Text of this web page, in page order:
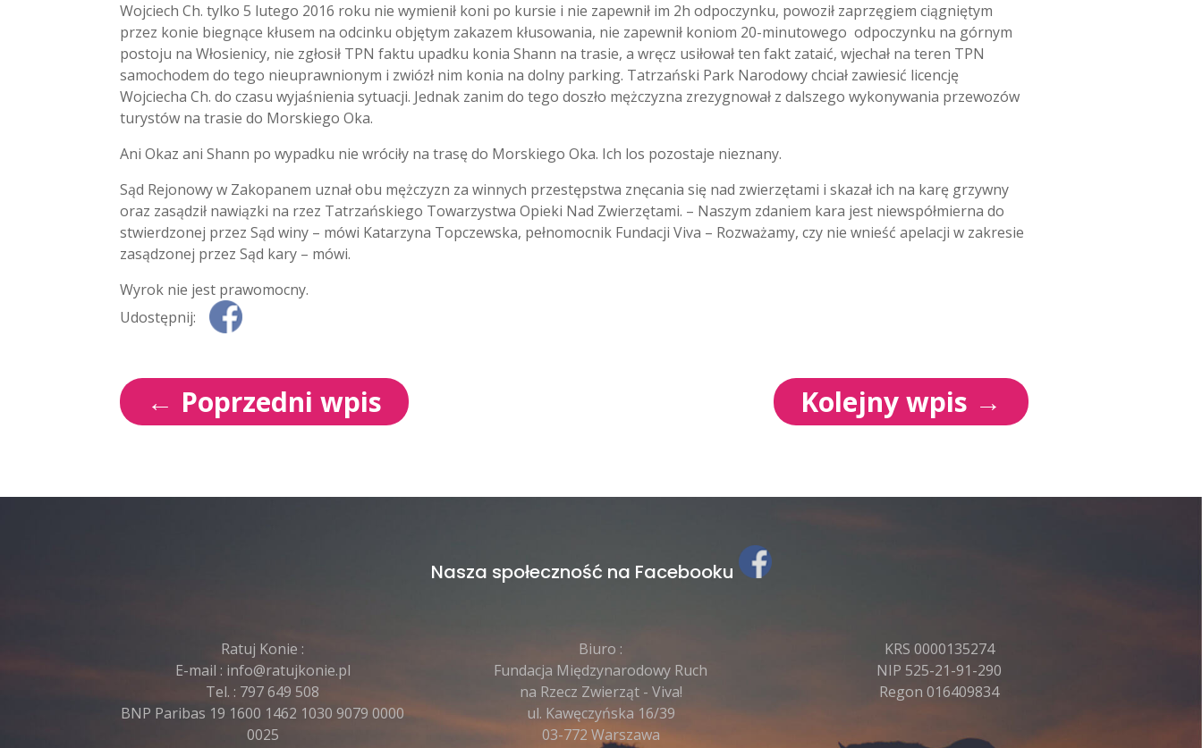
Wojciech Ch. tylko 5 lutego 2016 roku nie wymienił koni po kursie i nie zapewnił im 2h odpoczynku, powoził zaprzęgiem ciągniętym
przez konie biegnące kłusem na odcinku objętym zakazem kłusowania, nie zapewnił koniom 20-minutowego odpoczynku na górnym
postoju na Włosienicy, nie zgłosił TPN faktu upadku konia Shann na trasie, a wręcz usiłował ten fakt zataić, wjechał na teren TPN
samochodem do tego nieuprawnionym i zwiózł nim konia na dolny parking. Tatrzański Park Narodowy chciał zawiesić licencję
Wojciecha Ch. do czasu wyjaśnienia sytuacji. Jednak zanim do tego doszło mężczyzna zrezygnował z dalszego wykonywania przewozów
turystów na trasie do Morskiego Oka.
Ani Okaz ani Shann po wypadku nie wróciły na trasę do Morskiego Oka. Ich los pozostaje nieznany.
Sąd Rejonowy w Zakopanem uznał obu mężczyzn za winnych przestępstwa znęcania się nad zwierzętami i skazał ich na karę grzywny
oraz zasądził nawiązki na rzez Tatrzańskiego Towarzystwa Opieki Nad Zwierzętami. – Naszym zdaniem kara jest niewspółmierna do
stwierdzonej przez Sąd winy – mówi Katarzyna Topczewska, pełnomocnik Fundacji Viva – Rozważamy, czy nie wnieść apelacji w zakresie
zasądzonej przez Sąd kary – mówi.
Wyrok nie jest prawomocny.
Udostępnij:
← Poprzedni wpis Kolejny wpis →
Nasza społeczność na Facebooku
Ratuj Konie :
E-mail : info@ratujkonie.pl
Tel. : 797 649 508
BNP Paribas 19 1600 1462 1030 9079 0000
0025
Biuro :
Fundacja Międzynarodowy Ruch
na Rzecz Zwierząt - Viva!
ul. Kawęczyńska 16/39
03-772 Warszawa
KRS 0000135274
NIP 525-21-91-290
Regon 016409834